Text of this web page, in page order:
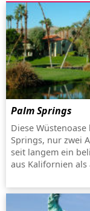
Palm Springs
Diese
Springs, nur zwei
seit langem ein
aus Kalifornien als